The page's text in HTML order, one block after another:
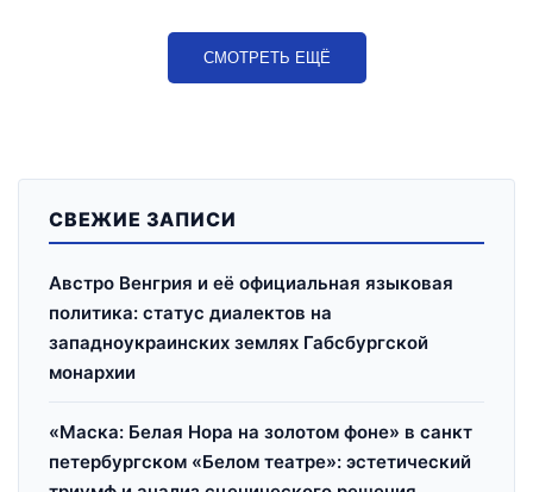
СМОТРЕТЬ ЕЩЁ
СВЕЖИЕ ЗАПИСИ
Австро Венгрия и её официальная языковая
политика: статус диалектов на
западноукраинских землях Габсбургской
монархии
«Маска: Белая Нора на золотом фоне» в санкт
петербургском «Белом театре»: эстетический